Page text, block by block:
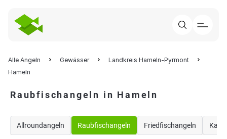
Alle Angeln Gewässer
Landkreis Hameln-Pyrmont
Hameln
Raubfischangeln in Hameln
Allroundangeln Raubfischangeln Friedfischangeln